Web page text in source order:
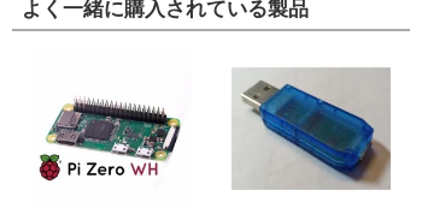
よく一緒に購入されている製品